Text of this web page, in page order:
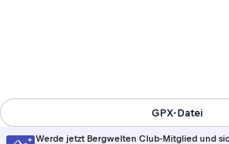
Werde jetzt Bergwelten Club-Mitglied und
GPX-Datei